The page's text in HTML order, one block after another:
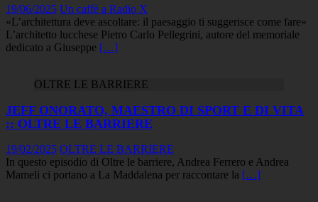
19/06/2025 Un caffè a Radio X
«L’architettura deve ascoltare: il paesaggio ti suggerisce come fare»
L’architetto lucchese Pietro Carlo Pellegrini, autore del memoriale
dedicato a Giuseppe […]
OLTRE LE BARRIERE
JEFF ONORATO, MAESTRO DI SPORT E DI VITA
:: OLTRE LE BARRIERE
19/02/2025 OLTRE LE BARRIERE
In questo episodio di Oltre le barriere, Andrea Ferrero e Andrea
Mameli ci portano a La Maddalena per raccontare la […]